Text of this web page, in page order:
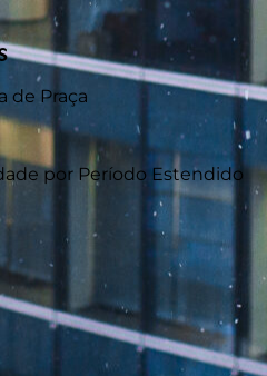
de Praça
por Período Estendido